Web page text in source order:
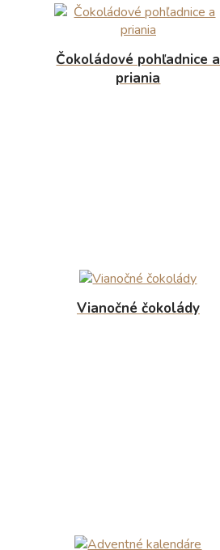
Čokoládové pohľadnice a
priania
Vianočné čokolády